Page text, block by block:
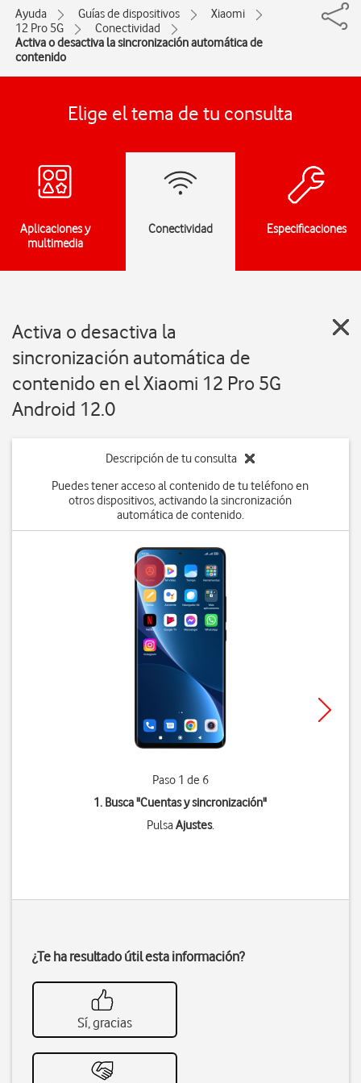
Ayuda Guías de dispositivos
Xiaomi
12 Pro 5G
Conectividad
Activa o desactiva la sincronización automática de
contenido
Elige el tema de tu consulta
Aplicaciones y
multimedia
Conectividad Especificaciones
Activa o desactiva la
sincronización automática de
contenido en el Xiaomi 12 Pro 5G
Android 12.0
Descripción de tu consulta
Puedes tener acceso al contenido de tu teléfono en
otros dispositivos, activando la sincronización
automática de contenido.
Paso 1 de 6
1. Busca "Cuentas y sincronización"
PulsaAjustes.
¿Te ha resultado útil esta información?
Sí, gracias